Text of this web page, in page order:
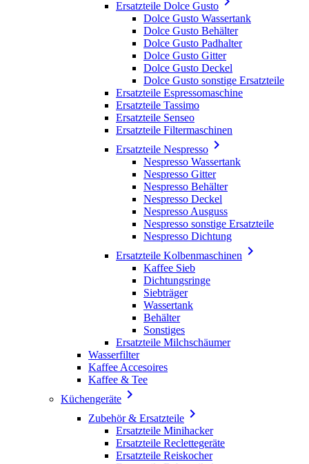
Ersatzteile Dolce Gusto
Dolce Gusto Wassertank
Dolce Gusto Behälter
Dolce Gusto Padhalter
Dolce Gusto Gitter
Dolce Gusto Deckel
Dolce Gusto sonstige Ersatzteile
Ersatzteile Espressomaschine
Ersatzteile Tassimo
Ersatzteile Senseo
Ersatzteile Filtermaschinen
Ersatzteile Nespresso 
Nespresso Wassertank
Nespresso Gitter
Nespresso Behälter
Nespresso Deckel
Nespresso Ausguss
Nespresso sonstige Ersatzteile
Nespresso Dichtung
Ersatzteile Kolbenmaschinen 
Kaffee Sieb
Dichtungsringe
Siebträger
Wassertank
Behälter
Sonstiges
Ersatzteile Milchschäumer
Wasserfilter
Kaffee Accesoires
Kaffee & Tee
Küchengeräte 
Zubehör & Ersatzteile 
Ersatzteile Minihacker
Ersatzteile Reclettegeräte
Ersatzteile Reiskocher